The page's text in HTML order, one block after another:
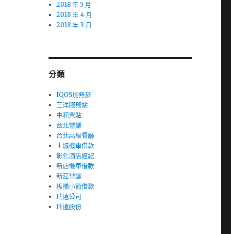
2018 年 5 月
2018 年 4 月
2018 年 3 月
分類
IQOS加熱菸
三洋服務站
中和票貼
台北當舖
台北高級餐廳
土城機車借款
彰化酒店經紀
新店機車借款
新莊當舖
板橋小額借款
瑞遠公司
瑞遠股份